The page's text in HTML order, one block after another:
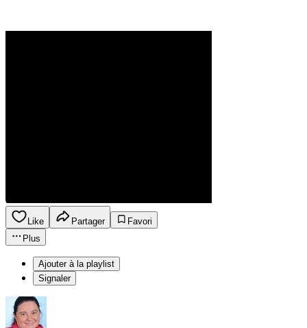
Like Partager
Favori
Plus
Ajouter à la playlist
Signaler